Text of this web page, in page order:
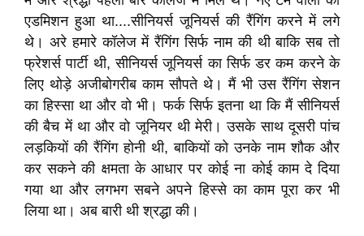
एडमिशन हुआ था....सीनियर्स जूनियर्स की रैंगिंग करने में लगे
थे। अरे हमारे कॉलेज में रैंगिंग सिर्फ नाम की थी बाकि सब तो
फ्रेशर्स पार्टी थी, सीनियर्स जूनियर्स का सिर्फ डर कम करने के
लिए थोड़े अजीबोगरीब काम सौपते थे। मैं भी उस रैंगिंग सेशन
का हिस्सा था और वो भी। फर्क सिर्फ इतना था कि मैं सीनियर्स
की बैच में था और वो जूनियर थी मेरी। उसके साथ दूसरी पांच
लड़कियों की रैंगिंग होनी थी, बाकियों को उनके नाम शौक और
कर सकने की क्षमता के आधार पर कोई ना कोई काम दे दिया
गया था और लगभग सबने अपने हिस्से का काम पूरा कर भी
लिया था। अब बारी थी श्रद्धा की।